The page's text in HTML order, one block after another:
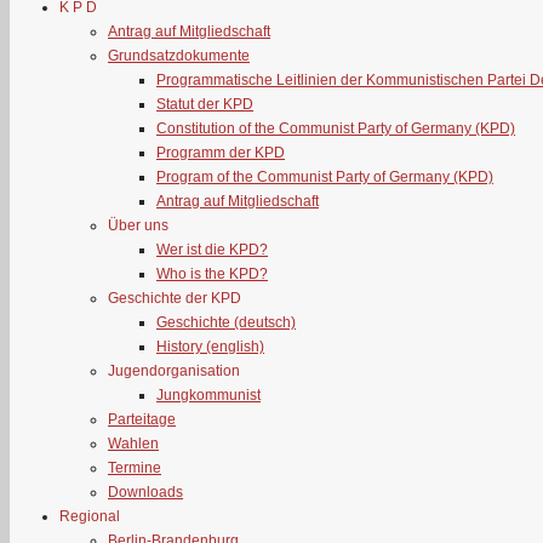
K P D
Antrag auf Mitgliedschaft
Grundsatzdokumente
Programmatische Leitlinien der Kommunistischen Partei
Statut der KPD
Constitution of the Communist Party of Germany (KPD)
Programm der KPD
Program of the Communist Party of Germany (KPD)
Antrag auf Mitgliedschaft
Über uns
Wer ist die KPD?
Who is the KPD?
Geschichte der KPD
Geschichte (deutsch)
History (english)
Jugendorganisation
Jungkommunist
Parteitage
Wahlen
Termine
Downloads
Regional